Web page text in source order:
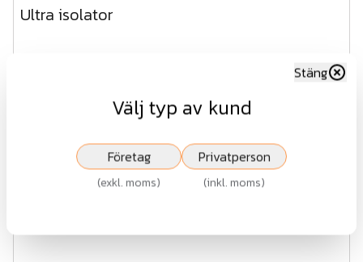
Ultra isolator
Välj typ av kund
Stäng
Företag
(exkl. moms)
Privatperson
(inkl. moms)